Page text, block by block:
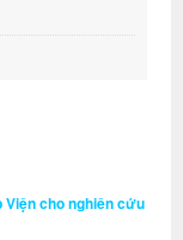
Viện cho nghiên cứu